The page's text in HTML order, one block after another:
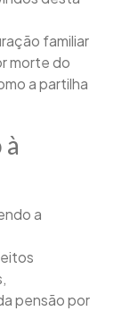
familiar
morte do
a partilha
a
pensão por